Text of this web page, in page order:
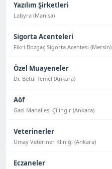
Yazılım Şirketleri
Labyra (Manisa)
Sigorta Acenteleri
Fikri Bozgaç Sigorta Acentesi (Mersin)
Özel Muayeneler
Dr. Betül Temel (Ankara)
Aöf
Gazi Mahallesi Çilingir (Ankara)
Veterinerler
Umay Veteriner Kliniği (Ankara)
Eczaneler